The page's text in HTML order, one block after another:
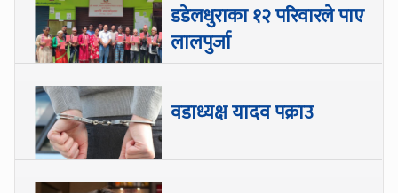
डडेलधुराका १२ परिवारले पाए
लालपुर्जा
वडाध्यक्ष यादव पक्राउ